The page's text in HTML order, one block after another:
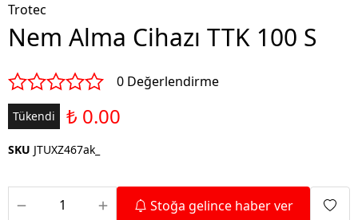
Trotec
Nem Alma Cihazı TTK 100 S
0 Değerlendirme
Tükendi ₺ 0.00
SKU JTUXZ467ak_
Stoğa gelince haber ver